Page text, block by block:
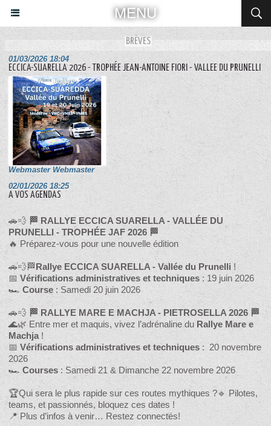
MENU
BRÈVES
01/03/2026 18:04
ECCICA-SUARELLA 2026 - TROPHÉE JEAN-ANTOINE FIORI - VALLEE DU PRUNELLI
Webmaster Webmaster
02/01/2026 18:25
A VOS AGENDAS
🚗💨 🏁 RALLYE ECCICA SUARELLA - VALLÉE DU
PRUNELLI - TROPHÉE JAF 2026 🏁
🔥 Préparez-vous pour une nouvelle édition
🚗💨🏁Rallye ECCICA SUARELLA - Vallée du Prunelli !
📅 Vérifications administratives et techniques : 19 juin 2026
🏎️ Course : Samedi 20 juin 2026
🚗💨 🏁 RALLYE MARE E MACHJA - PIETROSELLA 2026 🏁
🌊🌿 Entre mer et maquis, vivez l’adrénaline du Rallye Mare e
Machja!
📅 Vérifications administratives et techniques : 20 novembre
2026
🏎️ Courses : Samedi 21 & Dimanche 22 novembre 2026
🏆Qui sera le plus rapide sur ces routes mythiques ?🔹 Pilotes,
teams, et passionnés, bloquez ces dates !
📍 Plus d’infos à venir… Restez connectés!